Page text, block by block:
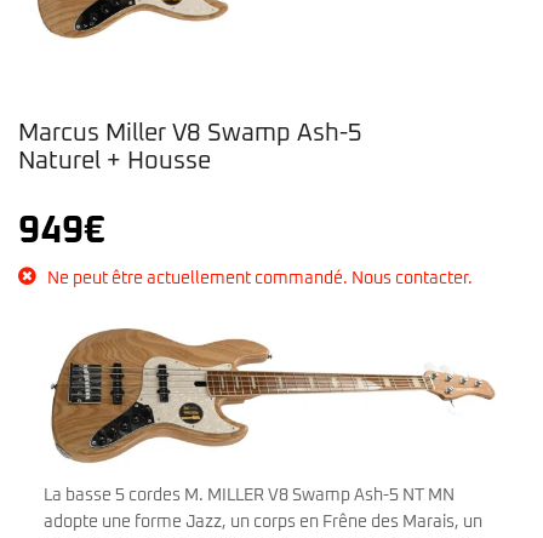
Marcus Miller V8 Swamp Ash-5
Naturel + Housse
949€
Ne peut être actuellement commandé. Nous contacter.
La basse 5 cordes M. MILLER V8 Swamp Ash-5 NT MN
adopte une forme Jazz, un corps en Frêne des Marais, un